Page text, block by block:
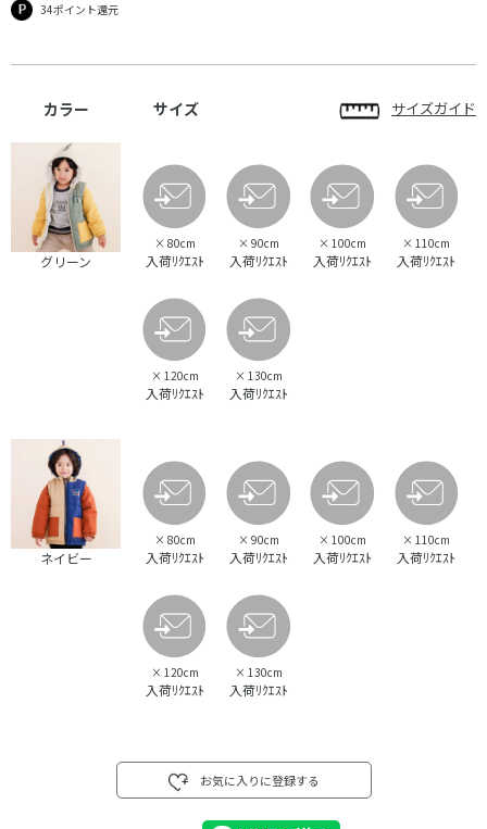
34ポイント還元
カラー サイズ サイズガイド
グリーン
× 80cm
入荷ﾘｸｴｽﾄ
× 90cm
入荷ﾘｸｴｽﾄ
× 100cm
入荷ﾘｸｴｽﾄ
× 110cm
入荷ﾘｸｴｽﾄ
× 120cm
入荷ﾘｸｴｽﾄ
× 130cm
入荷ﾘｸｴｽﾄ
ネイビー
× 80cm
入荷ﾘｸｴｽﾄ
× 90cm
入荷ﾘｸｴｽﾄ
× 100cm
入荷ﾘｸｴｽﾄ
× 110cm
入荷ﾘｸｴｽﾄ
× 120cm
入荷ﾘｸｴｽﾄ
× 130cm
入荷ﾘｸｴｽﾄ
お気に入りに登録する